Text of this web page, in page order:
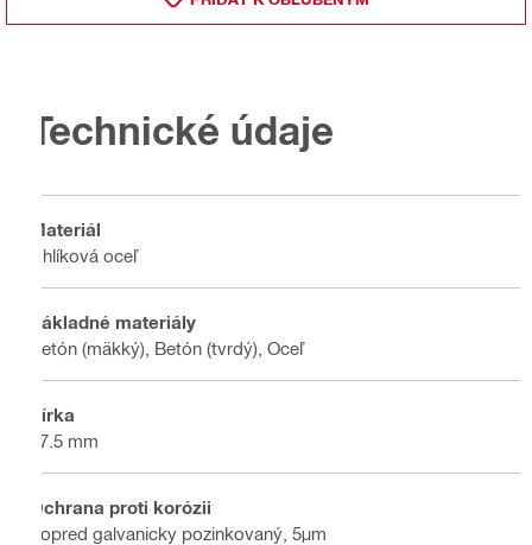
Technické údaje
Materiál
Uhlíková oceľ
Základné materiály
Betón (mäkký), Betón (tvrdý), Oceľ
Šírka
17.5 mm
Ochrana proti korózii
Vopred galvanicky pozinkovaný, 5μm